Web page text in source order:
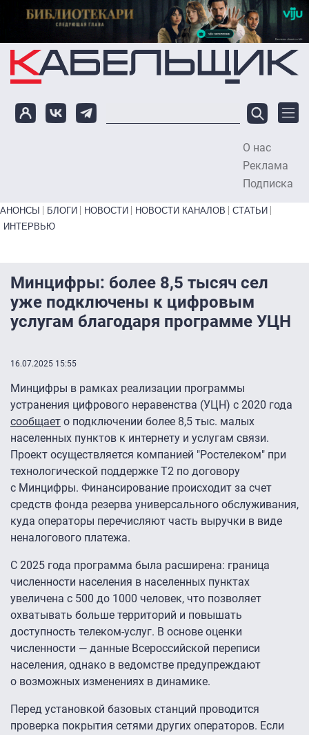
Перейти к основному содержанию
О нас
Реклама
Подписка
Primary links bottom
АНОНСЫ БЛОГИ НОВОСТИ НОВОСТИ КАНАЛОВ
СТАТЬИ
ИНТЕРВЬЮ
Минцифры: более 8,5 тысяч сел
уже подключены к цифровым
услугам благодаря программе УЦН
16.07.2025 15:55
Минцифры в рамках реализации программы
устранения цифрового неравенства (УЦН) с 2020 года
сообщает о подключении более 8,5 тыс. малых
населенных пунктов к интернету и услугам связи.
Проект осуществляется компанией "Ростелеком" при
технологической поддержке T2 по договору
с Минцифры. Финансирование происходит за счет
средств фонда резерва универсального обслуживания,
куда операторы перечисляют часть выручки в виде
неналогового платежа.
С 2025 года программа была расширена: граница
численности населения в населенных пунктах
увеличена с 500 до 1000 человек, что позволяет
охватывать больше территорий и повышать
доступность телеком-услуг. В основе оценки
численности — данные Всероссийской переписи
населения, однако в ведомстве предупреждают
о возможных изменениях в динамике.
Перед установкой базовых станций проводится
проверка покрытия сетями других операторов. Если